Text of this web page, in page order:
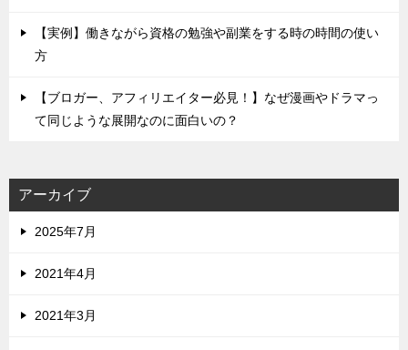
【実例】働きながら資格の勉強や副業をする時の時間の使い
方
【ブロガー、アフィリエイター必見！】なぜ漫画やドラマっ
て同じような展開なのに面白いの？
アーカイブ
2025年7月
2021年4月
2021年3月